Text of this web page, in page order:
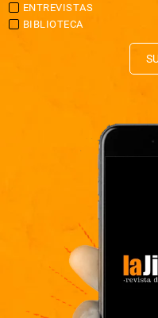
ENTREVISTAS
BIBLIOTECA